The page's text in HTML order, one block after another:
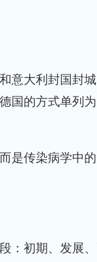
意大利封国封
国的方式单列
是传染病学中
：初期、发展